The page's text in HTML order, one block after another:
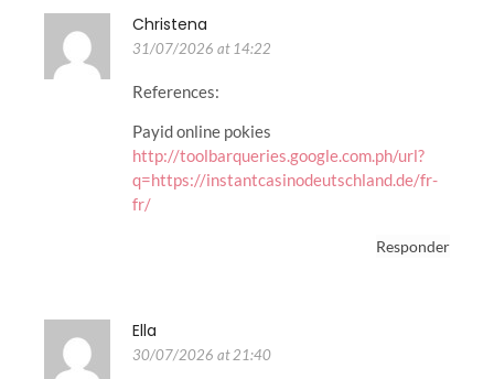
Christena
31/07/2026 at 14:22
References:
Payid online pokies
http://toolbarqueries.google.com.ph/url?
q=https://instantcasinodeutschland.de/fr-
fr/
Responder
Ella
30/07/2026 at 21:40